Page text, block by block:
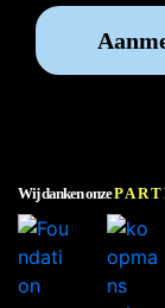
Wij danken onze